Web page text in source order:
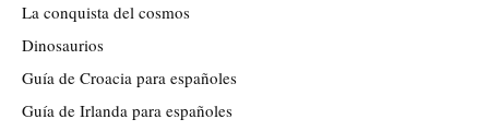
La conquista del cosmos
Dinosaurios
Guía de Croacia para españoles
Guía de Irlanda para españoles